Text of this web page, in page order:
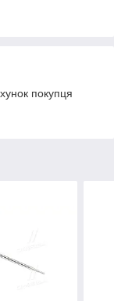
покупця